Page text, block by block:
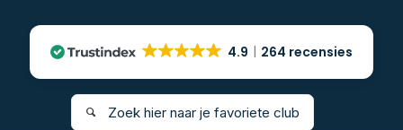
4.9 264 recensies